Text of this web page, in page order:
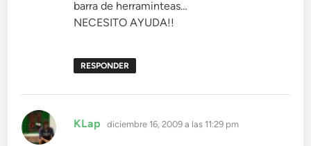
barra de herraminteas…
NECESITO AYUDA!!
RESPONDER
KLap dice:
diciembre 16, 2009 a las 11:29 pm